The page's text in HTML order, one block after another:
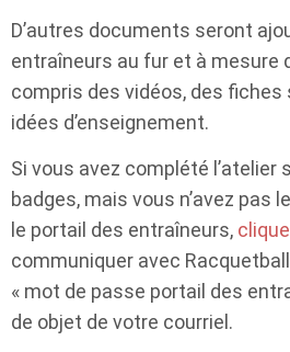
D’autres documents seront
entraîneurs au fur et à mesure
compris des vidéos, des
idées d’enseignement.
Si vous avez complété l’atelier
badges, mais vous n’avez pas
le portail des entraîneurs,
communiquer avec
« mot de passe portail des
de objet de votre courriel.